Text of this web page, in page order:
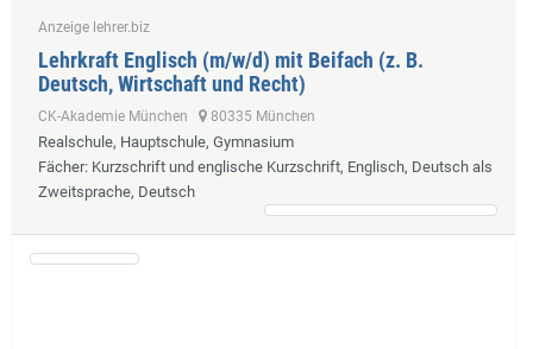
Anzeige lehrer.biz
Lehrkraft Englisch (m/w/d) mit Beifach (z. B.
Deutsch, Wirtschaft und Recht)
CK-Akademie München 80335 München
Realschule, Hauptschule, Gymnasium
Fächer: Kurzschrift und englische Kurzschrift, Englisch, Deutsch als
Zweitsprache, Deutsch